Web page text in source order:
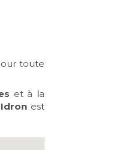
toute
et à la
Idronest